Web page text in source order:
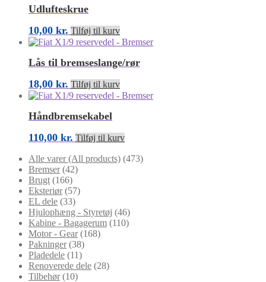
Udlufteskrue
10,00 kr. Tilføj til kurv
Lås til bremseslange/rør
18,00 kr. Tilføj til kurv
Håndbremsekabel
110,00 kr. Tilføj til kurv
Alle varer (All products) (473)
Bremser (42)
Brugt (166)
Eksteriør (57)
EL dele (33)
Hjulophæng - Styretøj (46)
Kabine - Bagagerum (110)
Motor - Gear (168)
Pakninger (38)
Pladedele (11)
Renoverede dele (28)
Tilbehør (10)